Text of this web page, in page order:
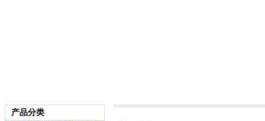
产品分类